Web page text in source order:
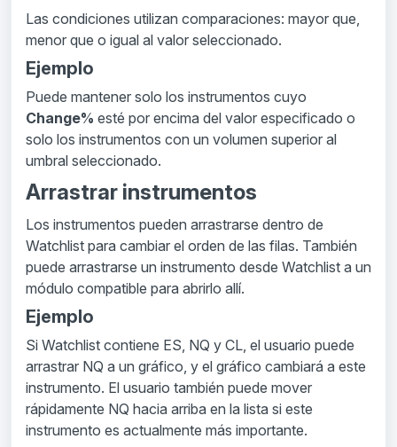
Las condiciones utilizan comparaciones: mayor que,
menor que o igual al valor seleccionado.
Ejemplo
Puede mantener solo los instrumentos cuyo
Change% esté por encima del valor especificado o
solo los instrumentos con un volumen superior al
umbral seleccionado.
Arrastrar instrumentos
Los instrumentos pueden arrastrarse dentro de
Watchlist para cambiar el orden de las filas. También
puede arrastrarse un instrumento desde Watchlist a un
módulo compatible para abrirlo allí.
Ejemplo
Si Watchlist contiene ES, NQ y CL, el usuario puede
arrastrar NQ a un gráfico, y el gráfico cambiará a este
instrumento. El usuario también puede mover
rápidamente NQ hacia arriba en la lista si este
instrumento es actualmente más importante.